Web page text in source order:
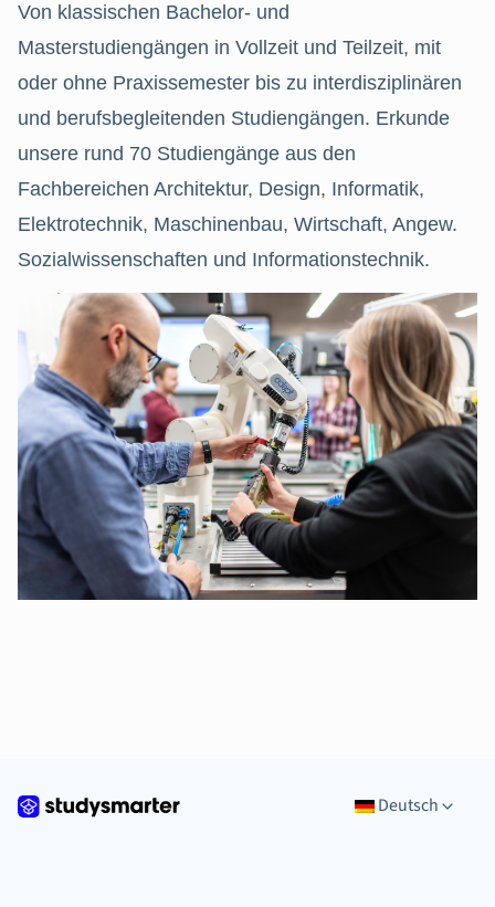
Von klassischen Bachelor- und
Masterstudiengängen in Vollzeit und Teilzeit, mit
oder ohne Praxissemester bis zu interdisziplinären
und berufsbegleitenden Studiengängen. Erkunde
unsere rund 70 Studiengänge aus den
Fachbereichen Architektur, Design, Informatik,
Elektrotechnik, Maschinenbau, Wirtschaft, Angew.
Sozialwissenschaften und Informationstechnik.
Deutsch